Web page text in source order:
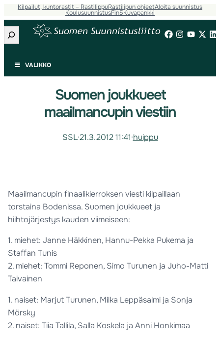
Kilpailut, kuntorastit – RastilippuRastilipun ohjeetAloita suunnistus
KoulusuunnistusFin5Kuvapankki
Etsi
VALIKKO
Suomen joukkueet
maailmancupin viestiin
SSL·21.3.2012 11:41·huippu
Maailmancupin finaalikierroksen viesti kilpaillaan
torstaina Bodenissa. Suomen joukkueet ja
hiihtojärjestys kauden viimeiseen:
1. miehet: Janne Häkkinen, Hannu-Pekka Pukema ja
Staffan Tunis
2. miehet: Tommi Reponen, Simo Turunen ja Juho-Matti
Taivainen
1. naiset: Marjut Turunen, Milka Leppäsalmi ja Sonja
Mörsky
2. naiset: Tiia Tallila, Salla Koskela ja Anni Honkimaa